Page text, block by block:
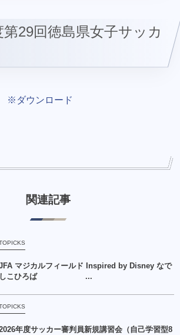
29回徳島県女子サッカ
※ダウンロード
関連記事
マジカルフィールド Inspired by Disney なで
しこひろば ...
年度サッカー審判員新規講習会（自己学習型8